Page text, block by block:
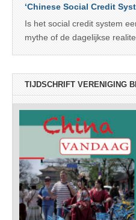
‘Chinese Social Credit
Is het social credit system
mythe of de dagelijkse
TIJDSCHRIFT VERENIGING